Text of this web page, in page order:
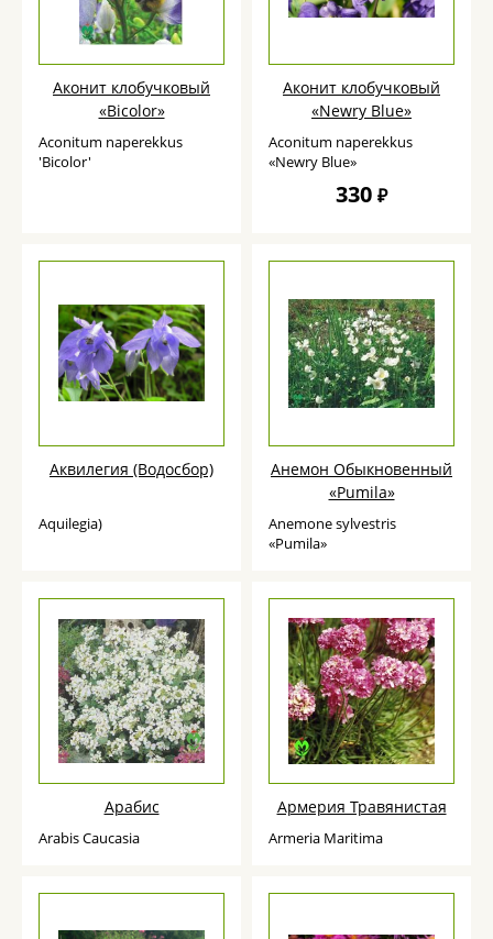
Аконит клобучковый
«Bicolor»
Aconitum naperekkus
'Bicolor'
Аконит клобучковый
«Newry Blue»
Aconitum naperekkus
«Newry Blue»
330 ₽
Аквилегия (Водосбор)
Aquilegia)
Анемон Обыкновенный
«Pumila»
Anemone sylvestris
«Pumila»
Арабис
Arabis Caucasia
Армерия Травянистая
Armeria Maritima